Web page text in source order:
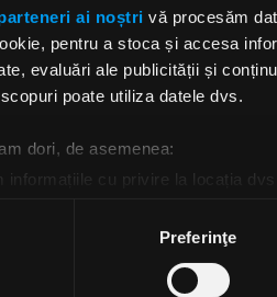
ai noștri vă procesăm
pentru a stoca și accesa
evaluări ale publicității și
poate utiliza datele dvs.
dori, de asemenea:
informațiile cu privire la locația
despre procesarea datelor
retrage oricând acordul din
Preferinţe